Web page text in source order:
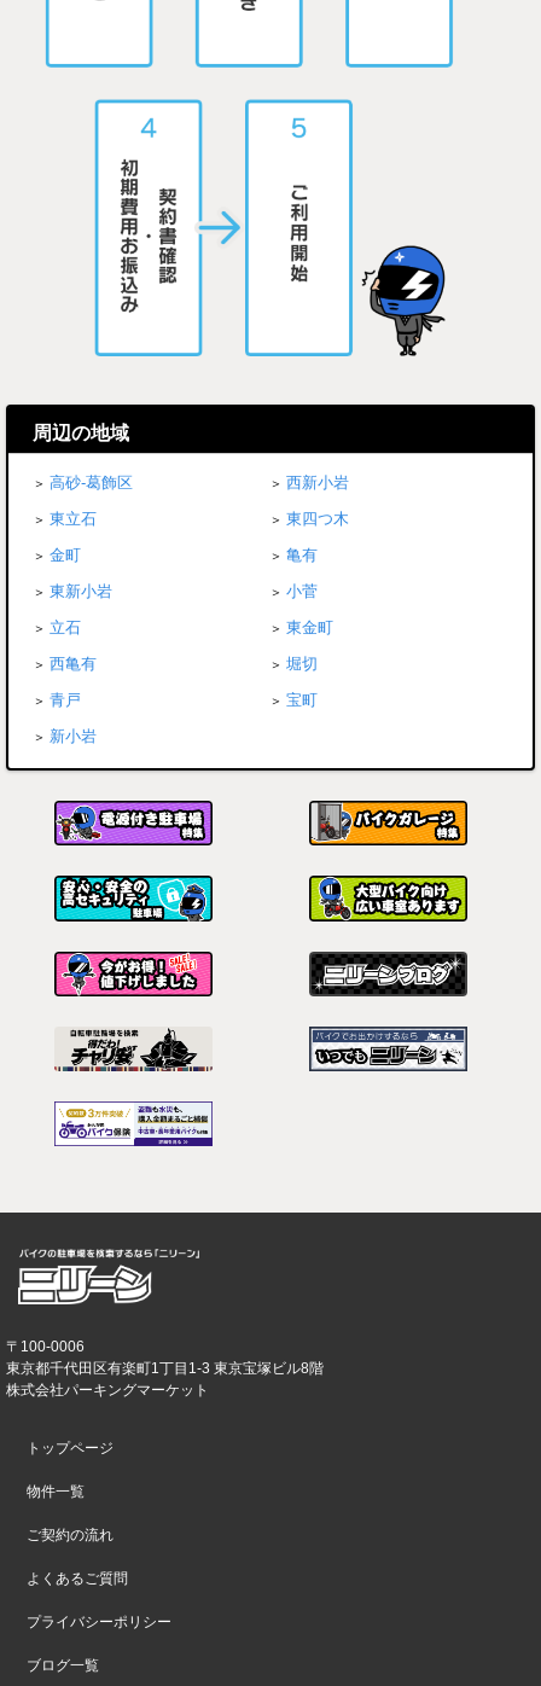
周辺の地域
高砂-葛飾区
西新小岩
東立石
東四つ木
金町
亀有
東新小岩
小菅
立石
東金町
西亀有
堀切
青戸
宝町
新小岩
〒100-0006
東京都千代田区有楽町1丁目1-3 東京宝塚ビル8階
株式会社パーキングマーケット
トップページ
物件一覧
ご契約の流れ
よくあるご質問
プライバシーポリシー
ブログ一覧